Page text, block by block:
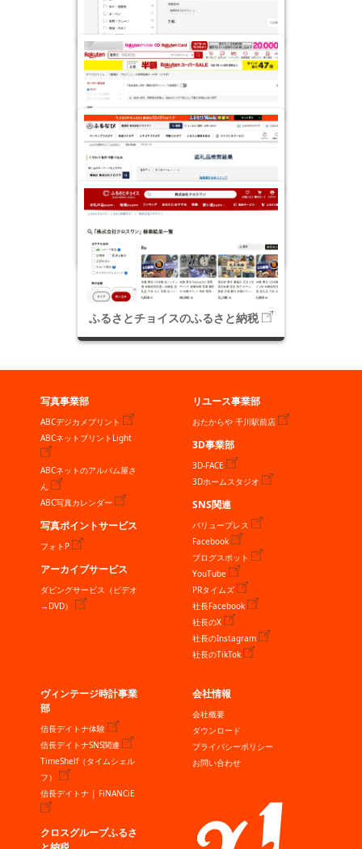
JALのふるさと納税
JRE MALLのふるさと納税
楽天のふるさと納税
ふるなびのふるさと納税
ふるさとチョイスのふるさと納税
写真事業部
ABCデジカメプリント
ABCネットプリントLight
ABCネットのアルバム屋さ
ん
ABC写真カレンダー
写真ポイントサービス
フォトP
アーカイブサービス
ダビングサービス（ビデオ
→DVD）
リユース事業部
おたからや 千川駅前店
3D事業部
3D-FACE
3Dホームスタジオ
SNS関連
バリュープレス
Facebook
ブログスポット
YouTube
PRタイムズ
社長Facebook
社長のX
社長のInstagram
社長のTikTok
ヴィンテージ時計事業
部
信長デイトナ体験
信長デイトナSNS関連
TimeShelf（タイムシェル
フ）
信長デイトナ | FiNANCiE
クロスグループふるさ
会社情報
会社概要
ダウンロード
プライバシーポリシー
お問い合わせ